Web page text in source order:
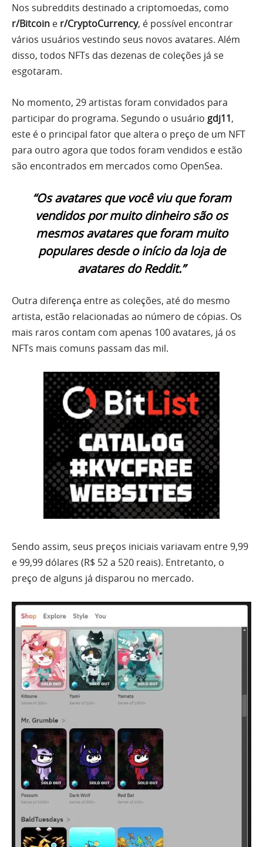
Nos subreddits destinado a criptomoedas, como
r/Bitcoin e r/CryptoCurrency, é possível encontrar
vários usuários vestindo seus novos avatares. Além
disso, todos NFTs das dezenas de coleções já se
esgotaram.
No momento, 29 artistas foram convidados para
participar do programa. Segundo o usuário gdj11,
este é o principal fator que altera o preço de um NFT
para outro agora que todos foram vendidos e estão
são encontrados em mercados como OpenSea.
“Os avatares que você viu que foram
vendidos por muito dinheiro são os
mesmos avatares que foram muito
populares desde o início da loja de
avatares do Reddit.”
Outra diferença entre as coleções, até do mesmo
artista, estão relacionadas ao número de cópias. Os
mais raros contam com apenas 100 avatares, já os
NFTs mais comuns passam das mil.
Sendo assim, seus preços iniciais variavam entre 9,99
e 99,99 dólares (R$ 52 a 520 reais). Entretanto, o
preço de alguns já disparou no mercado.